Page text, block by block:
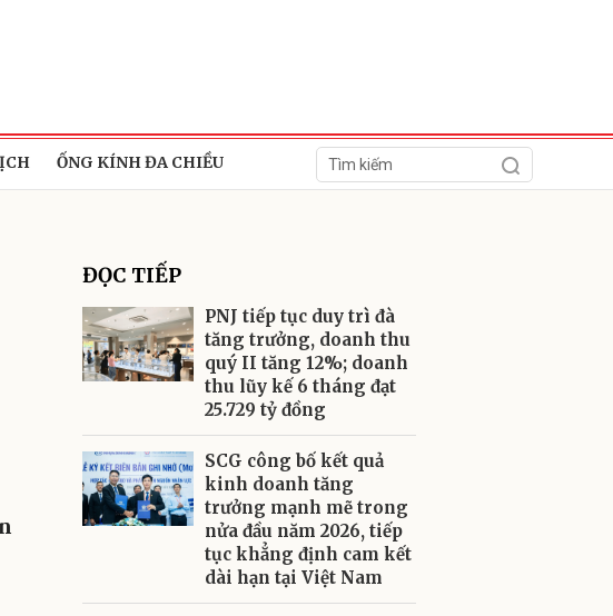
ỐNG KÍNH ĐA CHIỀU
ĐỌC TIẾP
PNJ tiếp tục duy trì đà
tăng trưởng, doanh thu
quý II tăng 12%; doanh
thu lũy kế 6 tháng đạt
25.729 tỷ đồng
SCG công bố kết quả
kinh doanh tăng
trưởng mạnh mẽ trong
nửa đầu năm 2026, tiếp
tục khẳng định cam kết
dài hạn tại Việt Nam
Gửi